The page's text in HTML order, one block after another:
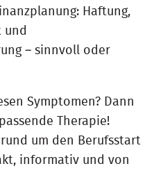
Haftung,
und
– sinnvoll oder
Symptomen? Dann
Therapie!
um den Berufsstart
informativ und von